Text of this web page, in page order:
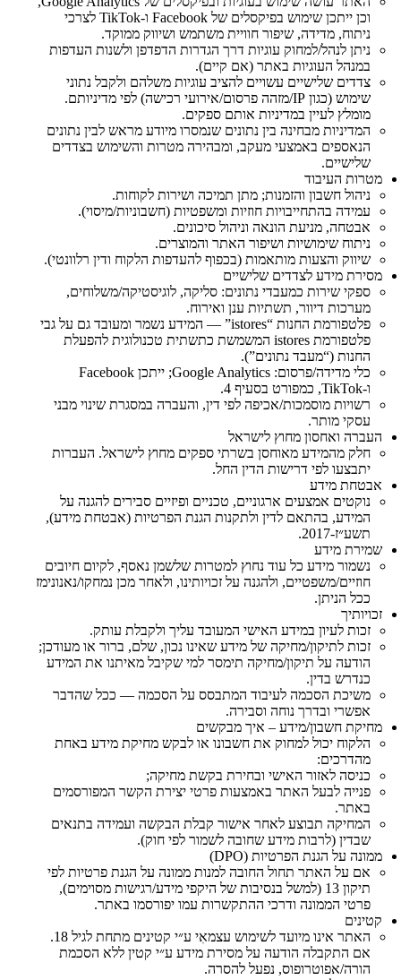
וכן ייתכן שימוש בפיקסלים של Facebook ו‑TikTok לצרכי
ניתוח, מדידה, שיפור חוויית משתמש ושיווק ממוקד.
ניתן לנהל/למחוק עוגיות דרך הגדרות הדפדפן ולשנות העדפות
במנהל העוגיות באתר (אם קיים).
צדדים שלישיים עשויים להציב עוגיות משלהם ולקבל נתוני
שימוש (כגון IP/מזהה פרסום/אירועי רכישה) לפי מדיניותם.
מומלץ לעיין במדיניות אותם ספקים.
המדיניות מבחינה בין נתונים שנמסרו מיודע מראש לבין נתונים
הנאספים באמצעי מעקב, ומבהירה מטרות והשימוש בצדדים
שלישיים.
מטרות העיבוד
ניהול חשבון והזמנות; מתן תמיכה ושירות לקוחות.
עמידה בהתחייבויות חוזיות ומשפטיות (חשבוניות/מיסוי).
אבטחה, מניעת הונאה וניהול סיכונים.
ניתוח שימושיות ושיפור האתר והמוצרים.
שיווק והצעות מותאמות (בכפוף להעדפות הלקוח ודין רלוונטי).
מסירת מידע לצדדים שלישיים
ספקי שירות כמעבדי נתונים: סליקה, לוגיסטיקה/משלוחים,
מערכות דיוור, תשתיות ענן ואירוח.
פלטפורמת החנות “istores” — המידע נשמר ומעובד גם על גבי
פלטפורמת istores המשמשת כתשתית טכנולוגית להפעלת
החנות (“מעבד נתונים”).
כלי מדידה/פרסום: Google Analytics; ייתכן Facebook
ו‑TikTok, כמפורט בסעיף 4.
רשויות מוסמכות/אכיפה לפי דין, והעברה במסגרת שינוי מבני
עסקי מותר.
העברה ואחסון מחוץ לישראל
חלק מהמידע מאוחסן בשרתי ספקים מחוץ לישראל. העברות
יתבצעו לפי דרישות הדין החל.
אבטחת מידע
נוקטים אמצעים ארגוניים, טכניים ופיזיים סבירים להגנה על
המידע, בהתאם לדין ולתקנות הגנת הפרטיות (אבטחת מידע),
תשע״ז‑2017.
שמירת מידע
נשמור מידע כל עוד נחוץ למטרות שלשמן נאסף, לקיום חיובים
חוזיים/משפטיים, ולהגנה על זכויותינו, ולאחר מכן נמחקו/נאנונימז
ככל הניתן.
זכויותיך
זכות לעיון במידע האישי המעובד עליך ולקבלת עותק.
זכות לתיקון/מחיקה של מידע שאינו נכון, שלם, ברור או מעודכן;
הודעה על תיקון/מחיקה תימסר למי שקיבל מאיתנו את המידע
כנדרש בדין.
משיכת הסכמה לעיבוד המתבסס על הסכמה — ככל שהדבר
אפשרי ובדרך נוחה וסבירה.
מחיקת חשבון/מידע – איך מבקשים
הלקוח יכול למחוק את חשבונו או לבקש מחיקת מידע באחת
מהדרכים:
כניסה לאזור האישי ובחירת בקשת מחיקה;
פנייה לבעל האתר באמצעות פרטי יצירת הקשר המפורסמים
באתר.
המחיקה תבוצע לאחר אישור קבלת הבקשה ועמידה בתנאים
שבדין (לרבות מידע שחובה לשמור לפי חוק).
ממונה על הגנת הפרטיות (DPO)
אם על האתר תחול החובה למנות ממונה על הגנת פרטיות לפי
תיקון 13 (למשל בנסיבות של היקפי מידע/רגישות מסוימים),
פרטי הממונה ודרכי ההתקשרות עמו יפורסמו באתר.
קטינים
האתר אינו מיועד לשימוש עצמאִי ע״י קטינים מתחת לגיל 18.
אם התקבלה הודעה על מסירת מידע ע״י קטין ללא הסכמת
הורה/אפוטרופוס, נפעל להסרה.